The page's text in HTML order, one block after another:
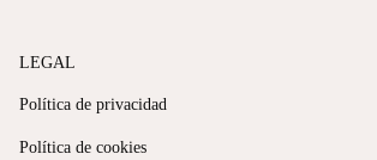
LEGAL
Política de privacidad
Política de cookies